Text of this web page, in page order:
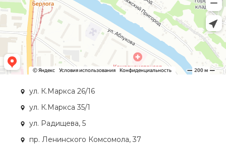
ул. К.Маркса 26/16
ул. К.Маркса 35/1
ул. Радищева, 5
пр. Ленинского Комсомола, 37